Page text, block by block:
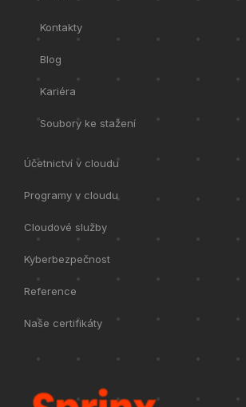
Kontakty
Blog
Kariéra
Soubory ke stažení
Účetnictví v cloudu
Programy v cloudu
Cloudové služby
Kyberbezpečnost
Reference
Naše certifikáty